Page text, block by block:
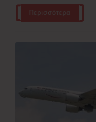
Περισσότερα